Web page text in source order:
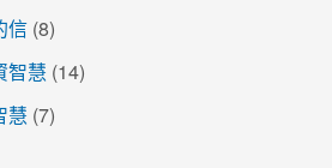
信 (8)
智慧 (14)
慧 (7)